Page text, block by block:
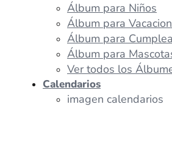
Álbum para Niños
Álbum para
Álbum para
Álbum para
Ver todos los
Calendarios
imagen calendarios